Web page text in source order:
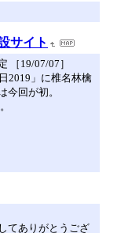
サイト
［19/07/07］
2019」に椎名林檎
今回が初。
てありがとうござ